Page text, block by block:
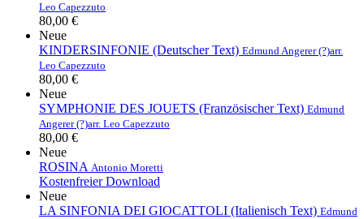
Leo Capezzuto
80,00 €
Neue
KINDERSINFONIE (Deutscher Text) Edmund Angerer (?)arr.
Leo Capezzuto
80,00 €
Neue
SYMPHONIE DES JOUETS (Französischer Text) Edmund
Angerer (?)arr. Leo Capezzuto
80,00 €
Neue
ROSINA Antonio Moretti
Kostenfreier Download
Neue
LA SINFONIA DEI GIOCATTOLI (Italienisch Text) Edmund